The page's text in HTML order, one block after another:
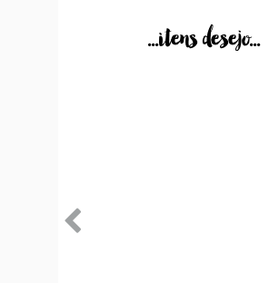
...itens desejo...